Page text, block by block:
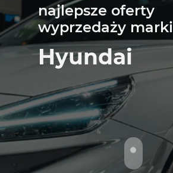
najlepsze oferty
wyprzedaży marki
Hyundai